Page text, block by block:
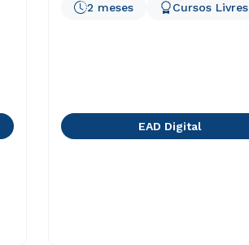
2 meses Cursos Livres
EAD Digital